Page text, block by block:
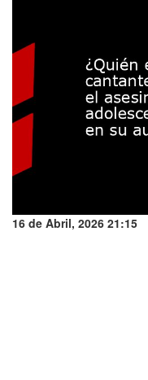
16 de Abril, 2026 21:15